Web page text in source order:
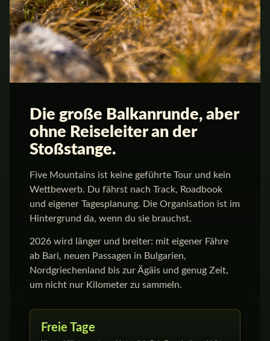
Die große Balkanrunde, aber
ohne Reiseleiter an der
Stoßstange.
Five Mountains ist keine geführte Tour und kein
Wettbewerb. Du fährst nach Track, Roadbook
und eigener Tagesplanung. Die Organisation ist im
Hintergrund da, wenn du sie brauchst.
2026 wird länger und breiter: mit eigener Fähre
ab Bari, neuen Passagen in Bulgarien,
Nordgriechenland bis zur Ägäis und genug Zeit,
um nicht nur Kilometer zu sammeln.
Freie Tage